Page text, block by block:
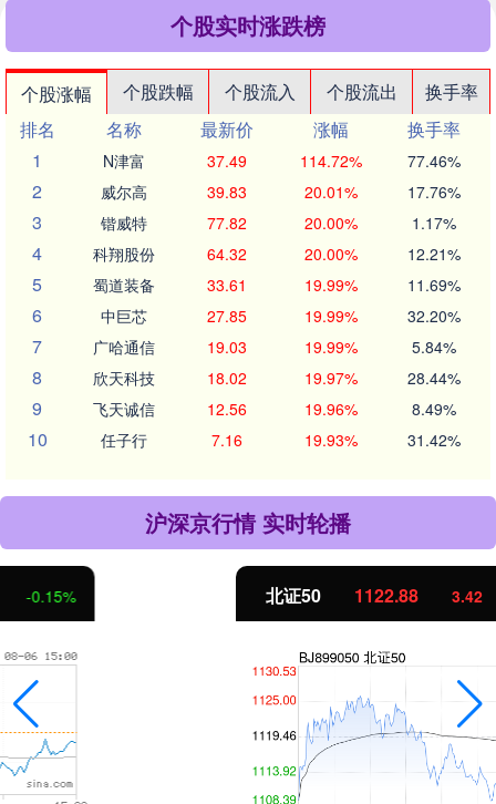
个股实时涨跌榜
个股涨幅 个股跌幅 个股流入 个股流出
换手率
排名
名称 最新价 涨幅
换手率
1
N津富 37.49 114.72% 77.46%
2 威尔高 39.83 20.01% 17.76%
3 锴威特 77.82 20.00% 1.17%
4 科翔股份 64.32 20.00% 12.21%
5 蜀道装备 33.61 19.99% 11.69%
6 中巨芯 27.85 19.99% 32.20%
7 广哈通信 19.03 19.99% 5.84%
8 欣天科技 18.02 19.97% 28.44%
9 飞天诚信 12.56 19.96% 8.49%
10 任子行 7.16 19.93% 31.42%
沪深京行情 实时轮播
3.42 0.30%